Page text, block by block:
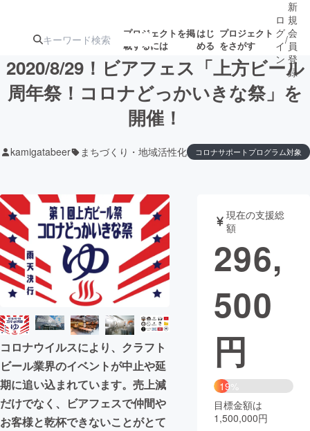
プロジェクトを掲
載するには
はじ
める
プロジェクト
をさがす
注目の新着プロ 募集終了が近いプ
テクノロジー・ガジェット ゲーム・サ
映像・映画 書籍・雑誌
ビジネス・起業 チャレンジ
まちづくり・地域活性化
CAMPFIRE for Social Good
CAMPFIRE Creation
CAMPFIREふるさと納税machi-ya コミュニティ
ロ
グ
イ
ン
/
新
規
会
員
登
録
2020/8/29！ビアフェス「上方ビール
周年祭！コロナどっかいきな祭」を
開催！
kamigatabeer まちづくり・地域活性化 コロナサポートプログラム対象
コロナウイルスにより、クラフト
ビール業界のイベントが中止や延
期に追い込まれています。売上減
だけでなく、ビアフェスで仲間や
お客様と乾杯できないことがとて
現在の支援総
額
296,
500
円
19%
目標金額は
1,500,000円